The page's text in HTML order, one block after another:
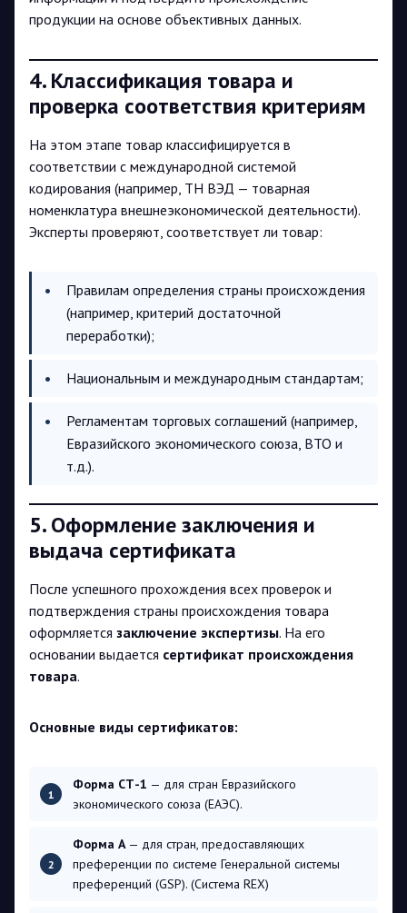
продукции на основе объективных данных.
4. Классификация товара и
проверка соответствия критериям
На этом этапе товар классифицируется в
соответствии с международной системой
кодирования (например, ТН ВЭД — товарная
номенклатура внешнеэкономической деятельности).
Эксперты проверяют, соответствует ли товар:
Правилам определения страны происхождения
(например, критерий достаточной
переработки);
Национальным и международным стандартам;
Регламентам торговых соглашений (например,
Евразийского экономического союза, ВТО и
т.д.).
5. Оформление заключения и
выдача сертификата
После успешного прохождения всех проверок и
подтверждения страны происхождения товара
оформляется заключение экспертизы. На его
основании выдается сертификат происхождения
товара.
Основные виды сертификатов:
Форма СТ-1 — для стран Евразийского
экономического союза (ЕАЭС).
Форма А— для стран, предоставляющих
преференции по системе Генеральной системы
преференций (GSP). (Система REX)